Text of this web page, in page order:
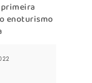
enoturismo